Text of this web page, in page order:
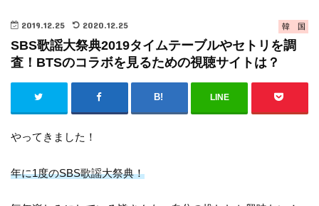
韓 国
2019.12.25 2020.12.25
SBS歌謡大祭典2019タイムテーブルやセトリを調
査！BTSのコラボを見るための視聴サイトは？
LINE
やってきました！
年に1度のSBS歌謡大祭典！